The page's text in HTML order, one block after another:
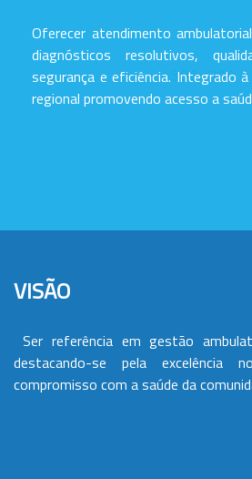
Oferecer atendimento
diagnósticos resolutivos,
segurança e eficiência. Integrado
regional promovendo acesso a
VISÃO
Ser referência em gestão
destacando-se pela excelência
compromisso com a saúde da